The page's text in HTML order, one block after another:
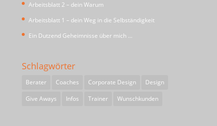
Arbeitsblatt 2 – dein Warum
Arbeitsblatt 1 – dein Weg in die Selbständigkeit
Ein Dutzend Geheimnisse über mich …
Schlagwörter
Berater Coaches Corporate Design
Design
Give Aways
Infos Trainer Wunschkunden